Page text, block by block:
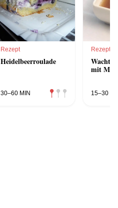
Rezept
Heidelbeerroulade
30–60 MIN
Rezept
mit Mu
15–30